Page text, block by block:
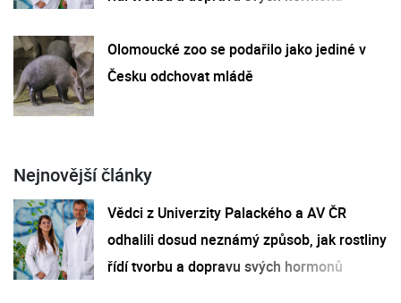
Olomoucké zoo se podařilo jako jediné v
Česku odchovat mládě
Nejnovější články
Vědci z Univerzity Palackého a AV ČR
odhalili dosud neznámý způsob, jak rostliny
řídí tvorbu a dopravu svých hormonů